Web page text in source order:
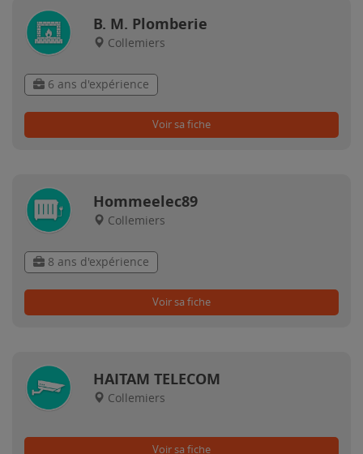
B. M. Plomberie
Collemiers
6 ans d'expérience
Voir sa fiche
Hommeelec89
Collemiers
8 ans d'expérience
Voir sa fiche
HAITAM TELECOM
Collemiers
Voir sa fiche